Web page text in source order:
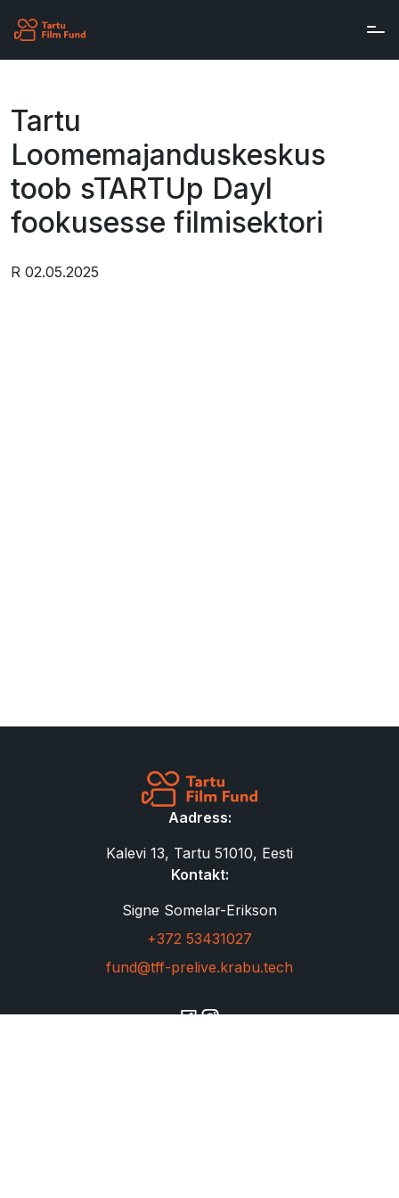
Tartu
Loomemajanduskeskus
toob sTARTUp Dayl
fookusesse filmisektori
R 02.05.2025
Aadress:
Kalevi 13, Tartu 51010, Eesti
Kontakt:
Signe Somelar-Erikson
+372 53431027
fund@tff-prelive.krabu.tech